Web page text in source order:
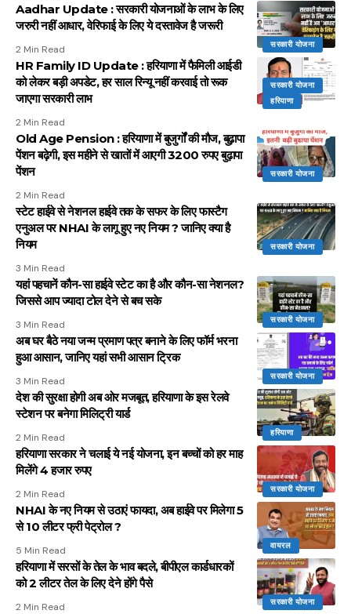
सरकारी योजना
Aadhar Update : सरकारी योजनाओं के लाभ के लिए
जरुरी नहीं आधार, वेरिफाई के लिए ये दस्तावेज है जरूरी
2 Min Read
सरकारी योजना
हरियाणा
HR Family ID Update : हरियाणा में फैमिली आईडी
को लेकर बड़ी अपडेट, हर साल रिन्यू नहीं करवाई तो रूक
जाएगा सरकारी लाभ
2 Min Read
सरकारी योजना
Old Age Pension : हरियाणा में बुजुर्गों की मौज, बुढ़ापा
पेंशन बढ़ेगी, इस महीने से खातों में आएगी 3200 रुपए बुढ़ापा
पेंशन
2 Min Read
सरकारी योजना
स्टेट हाईवे से नेशनल हाईवे तक के सफर के लिए फास्टैग
एनुअल पर NHAI के लागू हुए नए नियम ? जानिए क्या है
नियम
3 Min Read
सरकारी योजना
यहां पहचानें कौन-सा हाईवे स्टेट का है और कौन-सा नेशनल?
जिससे आप ज्यादा टोल देने से बच सके
3 Min Read
सरकारी योजना
अब घर बैठे नया जन्म प्रमाण पत्र बनाने के लिए फॉर्म भरना
हुआ आसान, जानिए यहां सभी आसान ट्रिक
3 Min Read
हरियाणा
देश की सुरक्षा होगी अब ओर मजबूत, हरियाणा के इस रेलवे
स्टेशन पर बनेगा मिलिट्री यार्ड
2 Min Read
सरकारी योजना
हरियाणा सरकार ने चलाई ये नई योजना, इन बच्चों को हर माह
मिलेंगे 4 हजार रुपए
2 Min Read
वायरल
NHAI के नए नियम से उठाएं फायदा, अब हाईवे पर मिलेगा 5
से 10 लीटर फ्री पेट्रोल ?
5 Min Read
सरकारी योजना
हरियाणा में सरसों के तेल के भाव बदले, बीपीएल कार्डधारकों
को 2 लीटर तेल के लिए देने होंगे पैसे
2 Min Read